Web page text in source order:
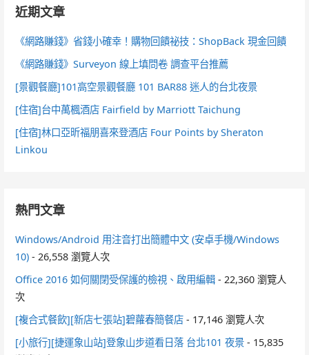
近期文章
《網路賺錢》省錢小確幸！購物回饋祕技：ShopBack 現金回饋
《網路賺錢》Surveyon 線上填問卷 調查平台推薦
[景觀餐廳]101高空景觀餐廳 101 BAR88 迷人的台北夜景
[住宿]台中萬楓酒店 Fairfield by Marriott Taichung
[住宿]林口亞昕福朋喜來登酒店 Four Points by Sheraton
Linkou
熱門文章
Windows/Android 用注音打出簡體中文 (安卓手機/Windows
10) - 26,558 瀏覽人次
Office 2016 如何關閉受保護的檢視、啟用編輯 - 22,360 瀏覽人
次
[複合式餐飲][新店七張站]碧蘿春簡餐店 - 17,146 瀏覽人次
[小旅行][捷運象山站]登象山步道看日落 台北101 夜景 - 15,835